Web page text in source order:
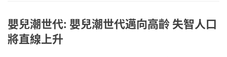
嬰兒潮世代: 嬰兒潮世代邁向高齡 失智人口
將直線上升